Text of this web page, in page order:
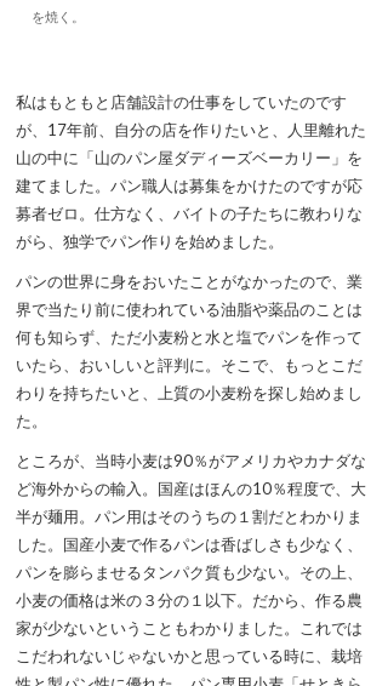
を焼く。
私はもともと店舗設計の仕事をしていたのです
が、17年前、自分の店を作りたいと、人里離れた
山の中に「山のパン屋ダディーズベーカリー」を
建てました。パン職人は募集をかけたのですが応
募者ゼロ。仕方なく、バイトの子たちに教わりな
がら、独学でパン作りを始めました。
パンの世界に身をおいたことがなかったので、業
界で当たり前に使われている油脂や薬品のことは
何も知らず、ただ小麦粉と水と塩でパンを作って
いたら、おいしいと評判に。そこで、もっとこだ
わりを持ちたいと、上質の小麦粉を探し始めまし
た。
ところが、当時小麦は90％がアメリカやカナダな
ど海外からの輸入。国産はほんの10％程度で、大
半が麺用。パン用はそのうちの１割だとわかりま
した。国産小麦で作るパンは香ばしさも少なく、
パンを膨らませるタンパク質も少ない。その上、
小麦の価格は米の３分の１以下。だから、作る農
家が少ないということもわかりました。これでは
こだわれないじゃないかと思っている時に、栽培